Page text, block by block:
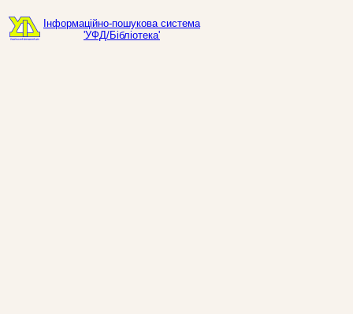
Інформаційно-пошукова система
'УФД/Бібліотека'